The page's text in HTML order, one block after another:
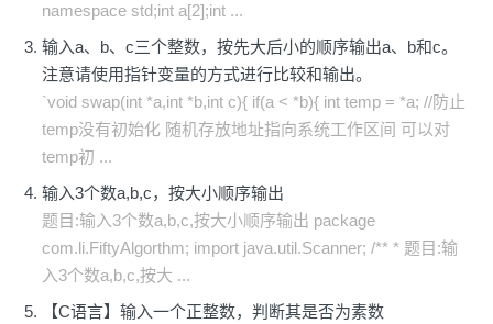
namespace std;int a[2];int ...
输入a、b、c三个整数，按先大后小的顺序输出a、b和c。
注意请使用指针变量的方式进行比较和输出。
`void swap(int *a,int *b,int c){ if(a < *b){ int temp = *a; //防止
temp没有初始化 随机存放地址指向系统工作区间 可以对
temp初 ...
输入3个数a,b,c，按大小顺序输出
题目:输入3个数a,b,c,按大小顺序输出 package
com.li.FiftyAlgorthm; import java.util.Scanner; /** * 题目:输
入3个数a,b,c,按大 ...
【C语言】输入一个正整数，判断其是否为素数